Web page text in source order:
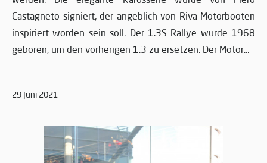
Castagneto signiert, der angeblich von Riva-Motorbooten
inspiriert worden sein soll. Der 1.3S Rallye wurde 1968
geboren, um den vorherigen 1.3 zu ersetzen. Der Motor...
29 Juni 2021